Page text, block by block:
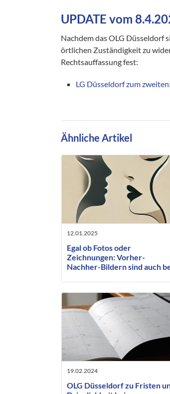
UPDATE vom
Nachdem das OLG Düsseldorf
örtlichen Zuständigkeit zu
Rechtsauffassung fest:
LG Düsseldorf zum
Ähnliche Artikel
12.01.2025
Egal ob Fotos oder
Zeichnungen: Vorher-
Nachher-Bildern sind auch
19.02.2024
OLG Düsseldorf zu Fristen